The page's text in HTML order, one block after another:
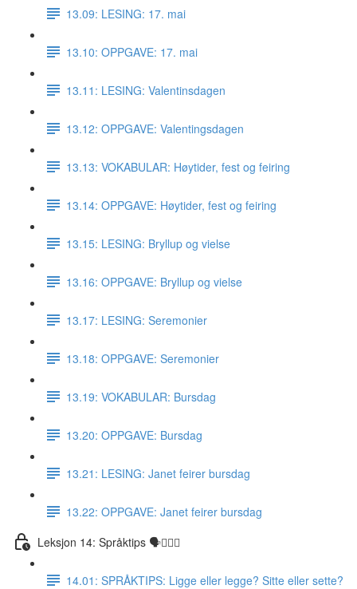
13.09: LESING: 17. mai
13.10: OPPGAVE: 17. mai
13.11: LESING: Valentinsdagen
13.12: OPPGAVE: Valentingsdagen
13.13: VOKABULAR: Høytider, fest og feiring
13.14: OPPGAVE: Høytider, fest og feiring
13.15: LESING: Bryllup og vielse
13.16: OPPGAVE: Bryllup og vielse
13.17: LESING: Seremonier
13.18: OPPGAVE: Seremonier
13.19: VOKABULAR: Bursdag
13.20: OPPGAVE: Bursdag
13.21: LESING: Janet feirer bursdag
13.22: OPPGAVE: Janet feirer bursdag
Leksjon 14: Språktips 🗣☝🏼✅
14.01: SPRÅKTIPS: Ligge eller legge? Sitte eller sette?